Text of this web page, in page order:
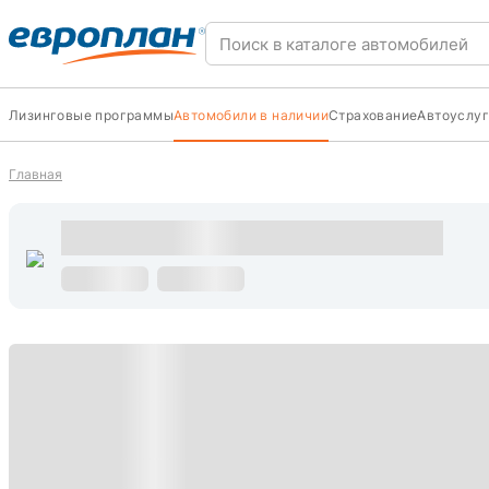
Лизинговые программыАвтомобили в наличииСтрахование
Главная